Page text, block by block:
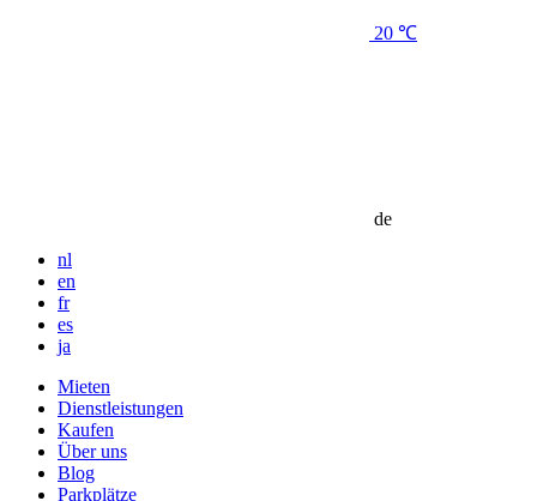
20 ℃
de
nl
en
fr
es
ja
Mieten
Dienstleistungen
Kaufen
Über uns
Blog
Parkplätze